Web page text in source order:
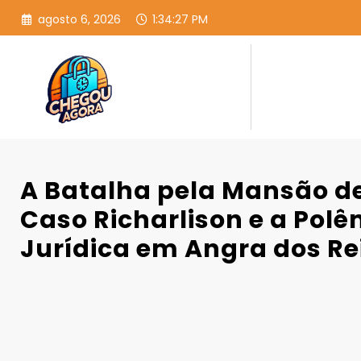
Pular
para
conteúdo
agosto 6, 2026 1:34:28 PM
A Batalha pela Mansão
Caso Richarlison e a
Jurídica em Angra dos